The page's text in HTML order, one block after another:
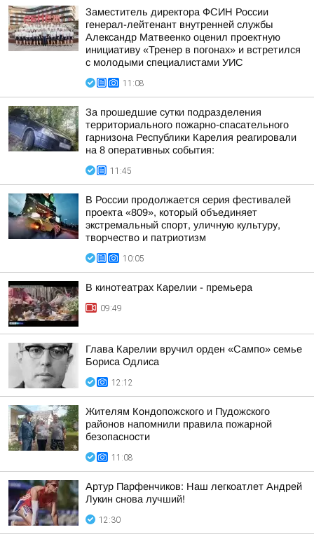
Заместитель директора ФСИН России
генерал-лейтенант внутренней службы
Александр Матвеенко оценил проектную
инициативу «Тренер в погонах» и встретился
с молодыми специалистами УИС
11:08
За прошедшие сутки подразделения
территориального пожарно-спасательного
гарнизона Республики Карелия реагировали
на 8 оперативных события:
11:45
В России продолжается серия фестивалей
проекта «809», который объединяет
экстремальный спорт, уличную культуру,
творчество и патриотизм
10:05
В кинотеатрах Карелии - премьера
09:49
Глава Карелии вручил орден «Сампо» семье
Бориса Одлиса
12:12
Жителям Кондопожского и Пудожского
районов напомнили правила пожарной
безопасности
11:08
Артур Парфенчиков: Наш легкоатлет Андрей
Лукин снова лучший!
12:30